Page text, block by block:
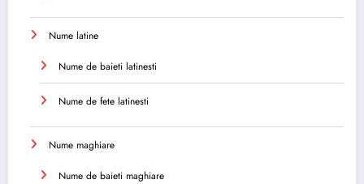
Nume latine
Nume de baieti latinesti
Nume de fete latinesti
Nume maghiare
Nume de baieti maghiare